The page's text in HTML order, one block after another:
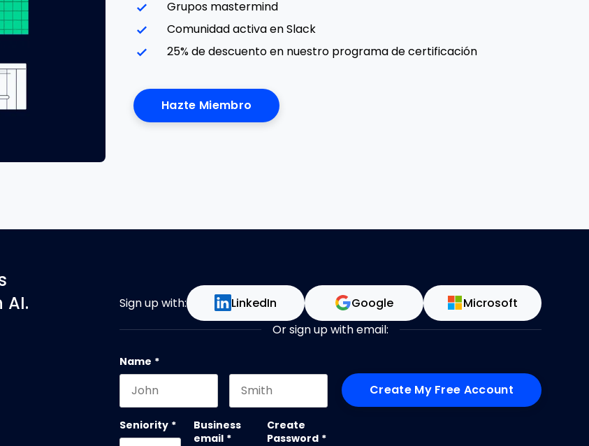
Grupos mastermind
Comunidad activa en Slack
25% de descuento en nuestro programa de certificación
Hazte Miembro
AI.
Sign up with: LinkedIn Google Microsoft
Or sign up with email:
Name *
Seniority *
Business
email *
Create
Password *